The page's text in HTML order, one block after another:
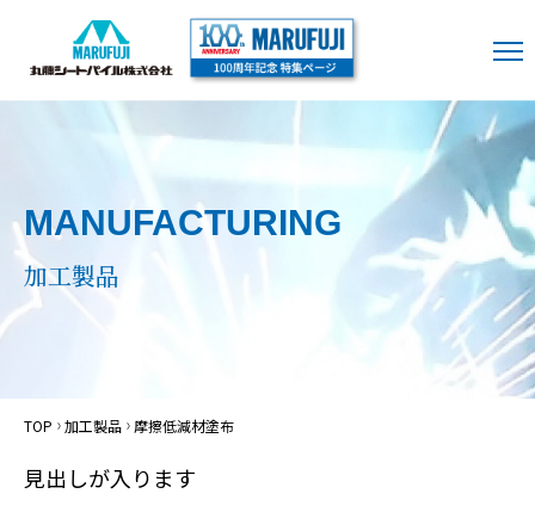
MANUFACTURING
加工製品
TOP 加工製品 摩擦低減材塗布
見出しが入ります